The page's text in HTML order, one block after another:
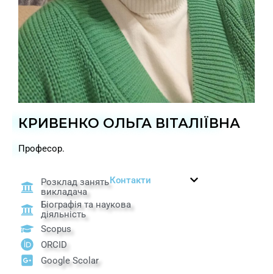
КРИВЕНКО ОЛЬГА ВІТАЛІЇВНА
Професор.
Контакти
Розклад занять
викладача
Біографія та наукова
діяльність
Scopus
ORCID
Google Scolar